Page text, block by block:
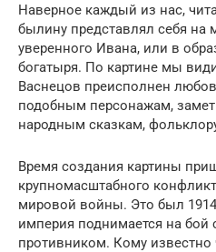
Наверное каждый из нас,
былину представлял себя на
уверенного Ивана, или в
богатыря. По картине мы
Васнецов преисполнен
подобным персонажам,
народным сказкам,
Время создания картины
крупномасштабного
мировой войны. Это был
империя поднимается на
противником. Кому известно